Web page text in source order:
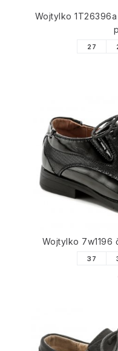
Wojtylko
27
Wojtylko
37